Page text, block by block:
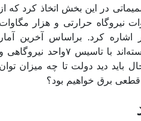
دولت تصمیماتی در این بخش اتخاذ کرد که از
کردن صنایع پرمصرف به تولید حداقل ۹هزار مگاوات نیروگاه حرارتی و هزار مگاوات
داخلی صنایع مذکور اشاره کرد. براساس آخرین آمار
منتشرشده از سوی شرکت توانیر، پس از گذشت بیش از دوسال و نیم صنایع توانسته‌‌‌اند با تاسیس ۷واحد نیروگاهی و
کنند. حال باید دید دولت تا چه میزان توان